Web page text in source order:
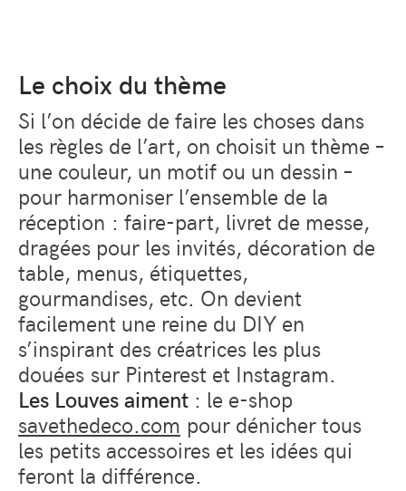
Le choix du thème
Si l’on décide de faire les choses dans
les règles de l’art, on choisit un thème –
une couleur, un motif ou un dessin –
pour harmoniser l’ensemble de la
réception : faire-part, livret de messe,
dragées pour les invités, décoration de
table, menus, étiquettes,
gourmandises, etc. On devient
facilement une reine du DIY en
s’inspirant des créatrices les plus
douées sur Pinterest et Instagram.
Les Louves aiment : le e-shop
savethedeco.com pour dénicher tous
les petits accessoires et les idées qui
feront la différence.